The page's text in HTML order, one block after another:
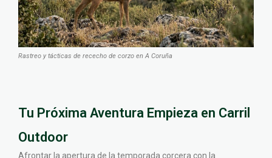
Rastreo y tácticas de rececho de corzo en A Coruña
Tu Próxima Aventura Empieza en Carril
Outdoor
Afrontar la apertura de la temporada corcera con la